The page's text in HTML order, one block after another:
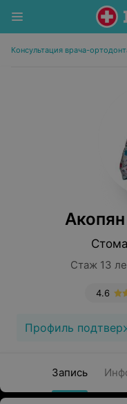
Консультация врача-
Стаж 13
4.6
Профиль
Запись